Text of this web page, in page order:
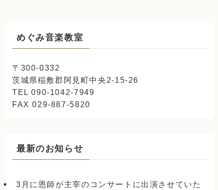
めぐみ音楽教室
〒300-0332
茨城県稲敷郡阿見町中央2-15-26
TEL 090-1042-7949
FAX 029-887-5820
最新のお知らせ
3月に恩師が主宰のコンサートに出演させていた